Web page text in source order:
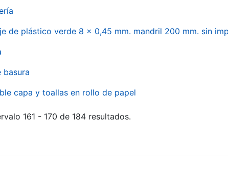
de plástico verde 8 x 0,45 mm. mandril 200 mm. sin
basura
capa y toallas en rollo de papel
161 - 170 de 184 resultados.